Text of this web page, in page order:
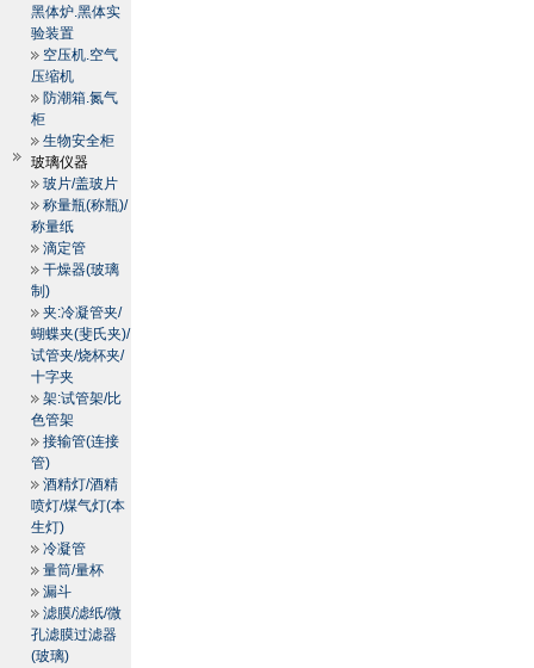
黑体炉.黑体实
验装置
空压机.空气
压缩机
防潮箱.氮气
柜
生物安全柜
玻璃仪器
玻片/盖玻片
称量瓶(称瓶)/
称量纸
滴定管
干燥器(玻璃
制)
夹:冷凝管夹/
蝴蝶夹(斐氏夹)/
试管夹/烧杯夹/
十字夹
架:试管架/比
色管架
接输管(连接
管)
酒精灯/酒精
喷灯/煤气灯(本
生灯)
冷凝管
量筒/量杯
漏斗
滤膜/滤纸/微
孔滤膜过滤器
(玻璃)